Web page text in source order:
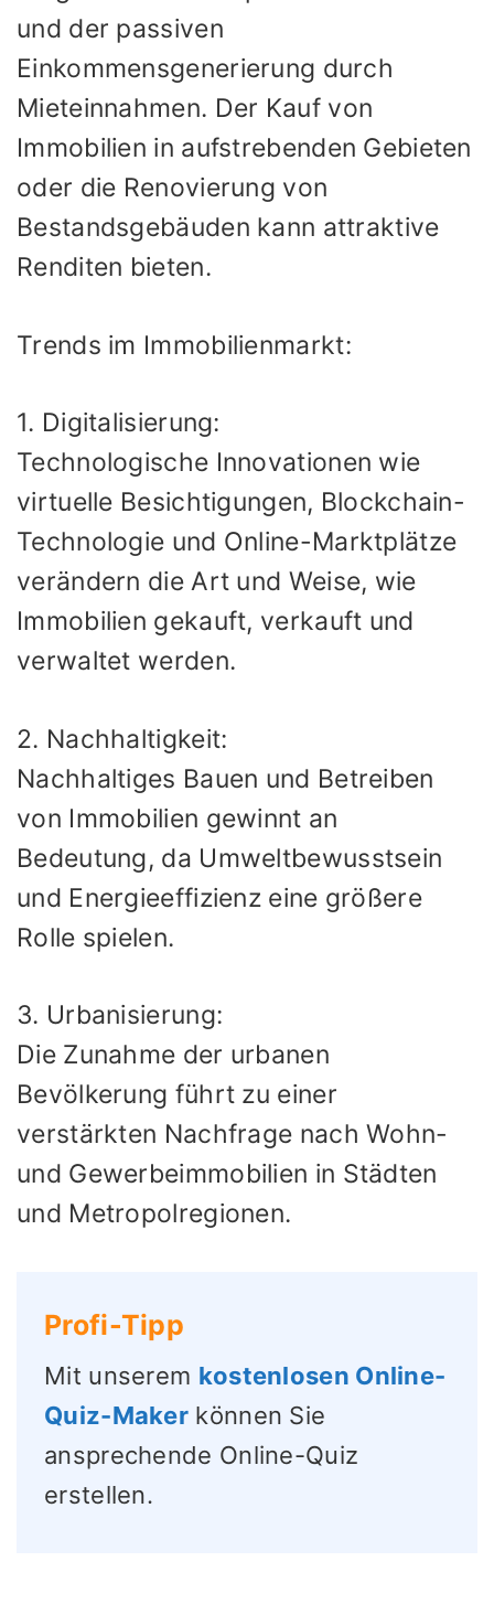
und der passiven
Einkommensgenerierung durch
Mieteinnahmen. Der Kauf von
Immobilien in aufstrebenden Gebieten
oder die Renovierung von
Bestandsgebäuden kann attraktive
Renditen bieten.
Trends im Immobilienmarkt:
1. Digitalisierung:
Technologische Innovationen wie
virtuelle Besichtigungen, Blockchain-
Technologie und Online-Marktplätze
verändern die Art und Weise, wie
Immobilien gekauft, verkauft und
verwaltet werden.
2. Nachhaltigkeit:
Nachhaltiges Bauen und Betreiben
von Immobilien gewinnt an
Bedeutung, da Umweltbewusstsein
und Energieeffizienz eine größere
Rolle spielen.
3. Urbanisierung:
Die Zunahme der urbanen
Bevölkerung führt zu einer
verstärkten Nachfrage nach Wohn-
und Gewerbeimmobilien in Städten
und Metropolregionen.
Profi-Tipp
Mit unserem kostenlosen Online-
Quiz-Maker können Sie
ansprechende Online-Quiz
erstellen.